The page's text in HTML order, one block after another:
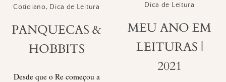
Cotidiano, Dica de Leitura
PANQUECAS &
HOBBITS
Desde que o Re começou a
Dica de Leitura
MEU ANO EM
LEITURAS |
2021